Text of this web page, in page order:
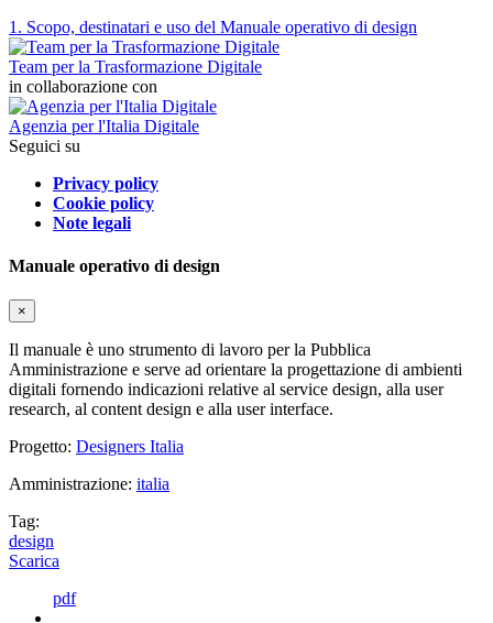
1. Scopo, destinatari e uso del Manuale operativo di design
Team per la Trasformazione Digitale
in collaborazione con
Agenzia per l'Italia Digitale
Seguici su
Privacy policy
Cookie policy
Note legali
Manuale operativo di design
×
Il manuale è uno strumento di lavoro per la Pubblica
Amministrazione e serve ad orientare la progettazione di ambienti
digitali fornendo indicazioni relative al service design, alla user
research, al content design e alla user interface.
Progetto: Designers Italia
Amministrazione: italia
Tag:
design
Scarica
pdf